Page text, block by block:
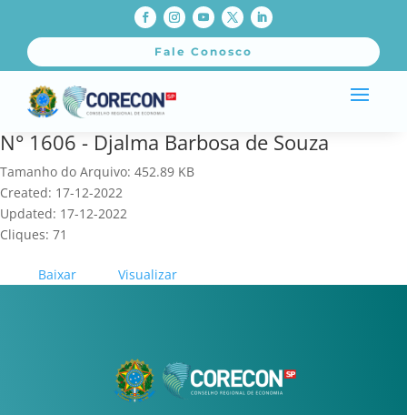
Fale Conosco
N° 1606 - Djalma Barbosa de Souza
Tamanho do Arquivo: 452.89 KB
Created: 17-12-2022
Updated: 17-12-2022
Cliques: 71
Baixar Visualizar